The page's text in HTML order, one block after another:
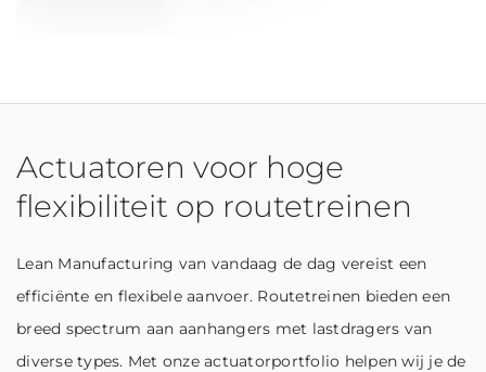
Actuatoren voor hoge
flexibiliteit op routetreinen
Lean Manufacturing van vandaag de dag vereist een
efficiënte en flexibele aanvoer. Routetreinen bieden een
breed spectrum aan aanhangers met lastdragers van
diverse types. Met onze actuatorportfolio helpen wij je de